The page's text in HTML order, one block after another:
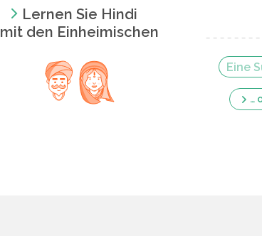
Lernen Sie Hindi
mit den Einheimischen
…